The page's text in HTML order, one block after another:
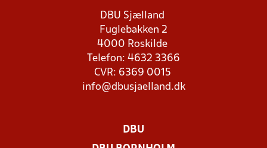
DBU Sjælland
Fuglebakken 2
4000 Roskilde
Telefon: 4632 3366
CVR: 6369 0015
info@dbusjaelland.dk
DBU